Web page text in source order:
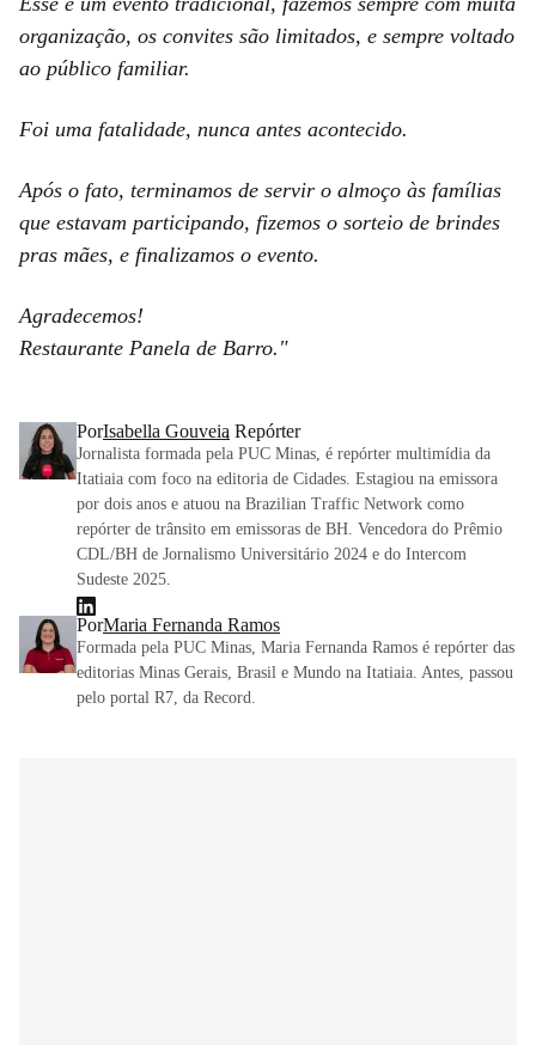
organização, os convites são limitados, e sempre voltado
ao público familiar.
Foi uma fatalidade, nunca antes acontecido.
Após o fato, terminamos de servir o almoço às famílias
que estavam participando, fizemos o sorteio de brindes
pras mães, e finalizamos o evento.
Agradecemos!
Restaurante Panela de Barro."
PorIsabella Gouveia, Repórter
Jornalista formada pela PUC Minas, é repórter multimídia da
Itatiaia com foco na editoria de Cidades. Estagiou na emissora
por dois anos e atuou na Brazilian Traffic Network como
repórter de trânsito em emissoras de BH. Vencedora do Prêmio
CDL/BH de Jornalismo Universitário 2024 e do Intercom
Sudeste 2025.
PorMaria Fernanda Ramos
Formada pela PUC Minas, Maria Fernanda Ramos é repórter das
editorias Minas Gerais, Brasil e Mundo na Itatiaia. Antes, passou
pelo portal R7, da Record.